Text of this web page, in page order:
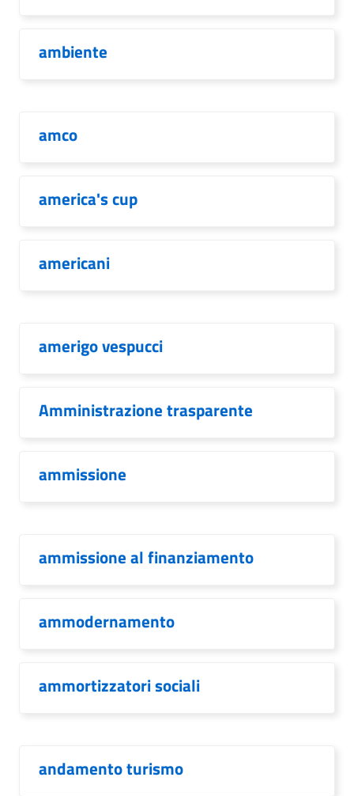
ambiente
amco
america's cup
americani
amerigo vespucci
Amministrazione trasparente
ammissione
ammissione al finanziamento
ammodernamento
ammortizzatori sociali
andamento turismo